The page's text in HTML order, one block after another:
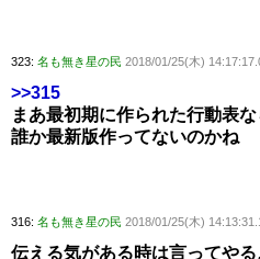
323: 名も無き星の民 2018/01/25(木)
>>315
まあ最初期に作られた行動表
誰か最新版作ってないのかね
316: 名も無き星の民 2018/01/25(木)
伝える気がある時は言ってや